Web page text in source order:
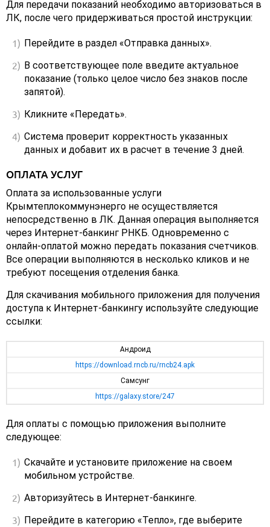
Для передачи показаний необходимо авторизоваться в
ЛК, после чего придерживаться простой инструкции:
Перейдите в раздел «Отправка данных».
В соответствующее поле введите актуальное
показание (только целое число без знаков после
запятой).
Кликните «Передать».
Система проверит корректность указанных
данных и добавит их в расчет в течение 3 дней.
ОПЛАТА УСЛУГ
Оплата за использованные услуги
Крымтеплокоммунэнерго не осуществляется
непосредственно в ЛК. Данная операция выполняется
через Интернет-банкинг РНКБ. Одновременно с
онлайн-оплатой можно передать показания счетчиков.
Все операции выполняются в несколько кликов и не
требуют посещения отделения банка.
Для скачивания мобильного приложения для получения
доступа к Интернет-банкингу используйте следующие
ссылки:
Андроид
https://download.rncb.ru/rncb24.apk
Самсунг
https://galaxy.store/247
Для оплаты с помощью приложения выполните
следующее:
Скачайте и установите приложение на своем
мобильном устройстве.
Авторизуйтесь в Интернет-банкинге.
Перейдите в категорию «Тепло», где выберите